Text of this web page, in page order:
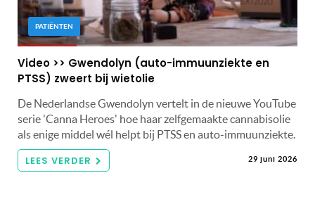
PATIËNTEN
Video >> Gwendolyn (auto-immuunziekte en
PTSS) zweert bij wietolie
De Nederlandse Gwendolyn vertelt in de nieuwe YouTube
serie 'Canna Heroes' hoe haar zelfgemaakte cannabisolie
als enige middel wél helpt bij PTSS en auto-immuunziekte.
LEES VERDER 29 juni 2026